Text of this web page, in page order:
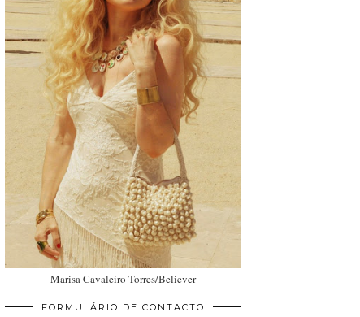
Marisa Cavaleiro Torres/Believer
FORMULÁRIO DE CONTACTO